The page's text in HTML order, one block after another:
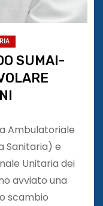
SUMAI-
Ambulatoriale
Sanitaria) e
Unitaria dei
avviato una
scambio